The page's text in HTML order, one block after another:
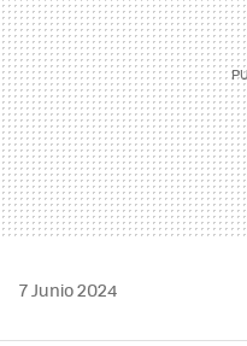
7 Junio 2024